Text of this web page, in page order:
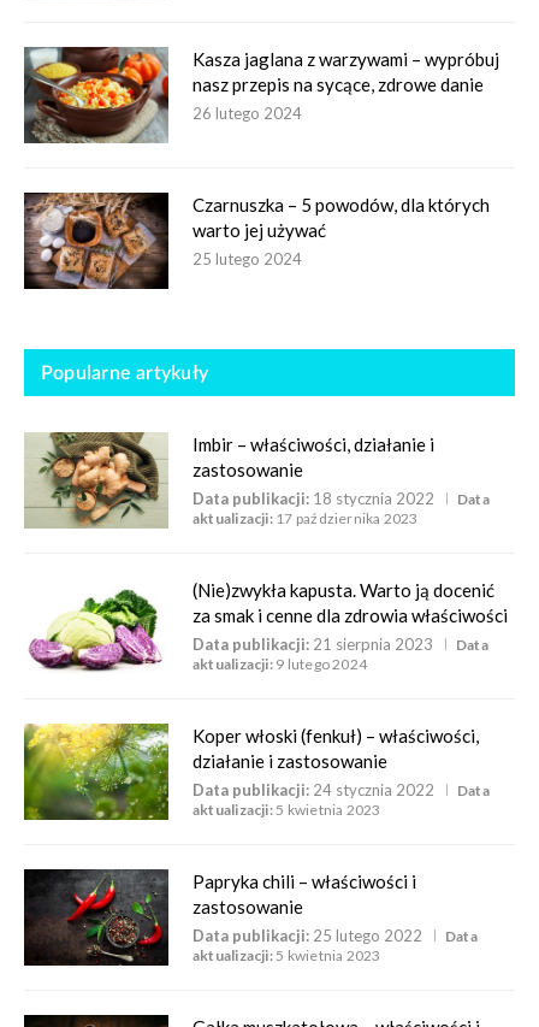
Kasza jaglana z warzywami – wypróbuj
nasz przepis na sycące, zdrowe danie
26 lutego 2024
Czarnuszka – 5 powodów, dla których
warto jej używać
25 lutego 2024
Popularne artykuły
Imbir – właściwości, działanie i
zastosowanie
Data publikacji: 18 stycznia 2022
Data
aktualizacji: 17 października 2023
(Nie)zwykła kapusta. Warto ją docenić
za smak i cenne dla zdrowia właściwości
Data publikacji: 21 sierpnia 2023
Data
aktualizacji: 9 lutego 2024
Koper włoski (fenkuł) – właściwości,
działanie i zastosowanie
Data publikacji: 24 stycznia 2022
Data
aktualizacji: 5 kwietnia 2023
Papryka chili – właściwości i
zastosowanie
Data publikacji: 25 lutego 2022
Data
aktualizacji: 5 kwietnia 2023